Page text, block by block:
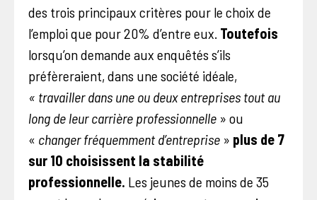
des trois principaux critères pour le choix de
l’emploi que pour 20% d’entre eux. Toutefois
lorsqu’on demande aux enquêtés s’ils
préfèreraient, dans une société idéale,
« travailler dans une ou deux entreprises tout au
long de leur carrière professionnelle » ou
« changer fréquemment d’entreprise » plus de 7
sur 10 choisissent la stabilité
professionnelle. Les jeunes de moins de 35